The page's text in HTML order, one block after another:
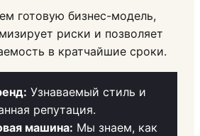
готовую бизнес-модель,
риски и позволяет
в кратчайшие сроки.
Узнаваемый стиль и
репутация.
машина: Мы знаем, как